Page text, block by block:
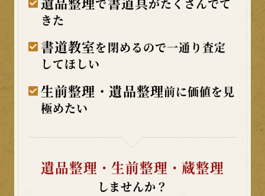
で
がたくさんでて
きた
書道教室を閉めるので一通り査定
してほしい
生前整理・遺品整理前に価値を見
極めたい
遺品整理・生前整理・蔵整理
しませんか？